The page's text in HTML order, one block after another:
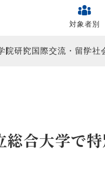
対象者別
院研究国際交流・留学社
合大学で